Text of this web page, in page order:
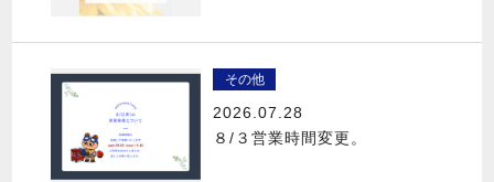
その他
2026.07.28
８/３営業時間変更。